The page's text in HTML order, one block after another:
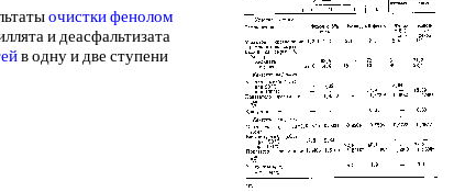
очистки фенолом
и деасфальтизата
в одну и две ступени